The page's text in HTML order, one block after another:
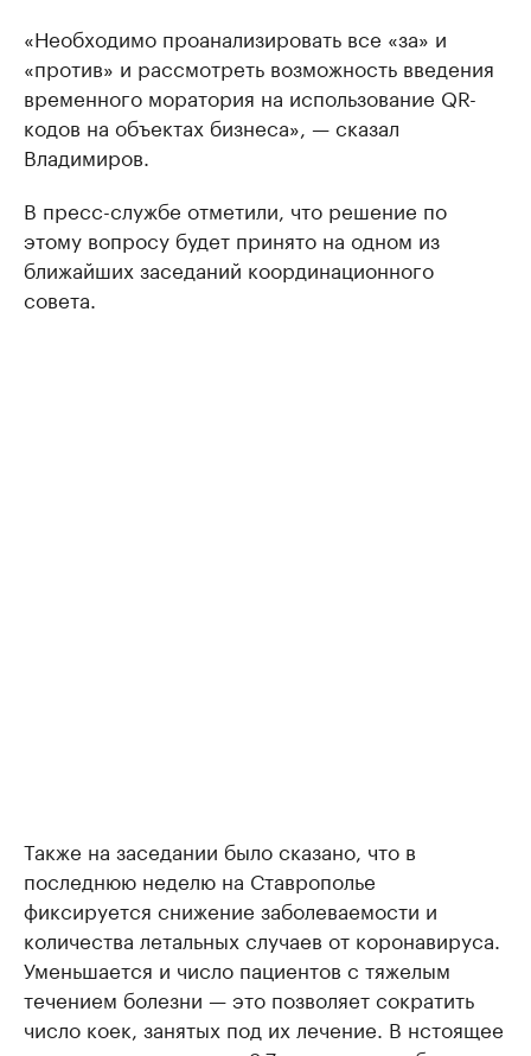
«Необходимо проанализировать все «за» и
«против» и рассмотреть возможность введения
временного моратория на использование QR-
кодов на объектах бизнеса», — сказал
Владимиров.
В пресс-службе отметили, что решение по
этому вопросу будет принято на одном из
ближайших заседаний координационного
совета.
Также на заседании было сказано, что в
последнюю неделю на Ставрополье
фиксируется снижение заболеваемости и
количества летальных случаев от коронавируса.
Уменьшается и число пациентов с тяжелым
течением болезни — это позволяет сократить
число коек, занятых под их лечение. В нстоящее